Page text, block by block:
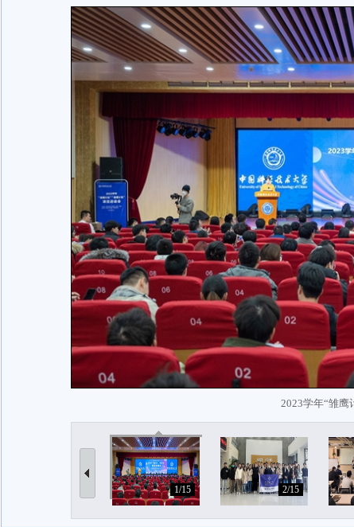
2023学年“雏鹰
1/15 2/15